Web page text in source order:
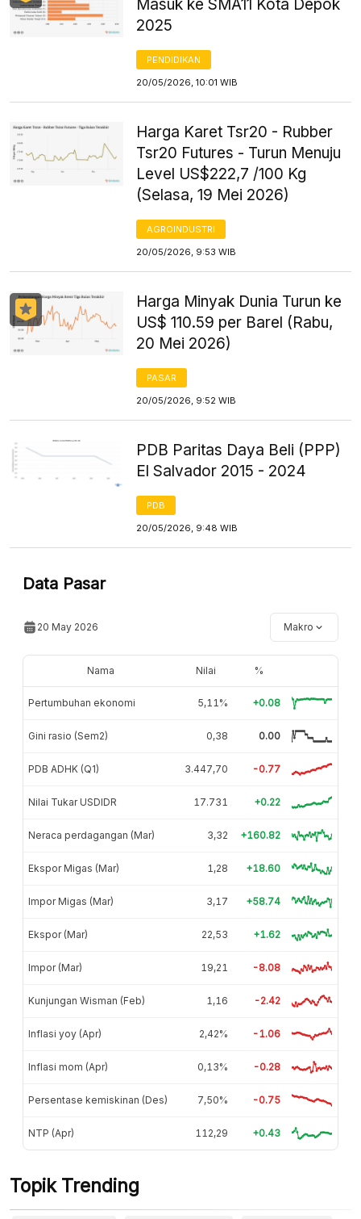
Masuk ke SMA11 Kota Depok
2025
PENDIDIKAN
20/05/2026, 10:01 WIB
Harga Karet Tsr20 - Rubber
Tsr20 Futures - Turun Menuju
Level US$222,7 /100 Kg
(Selasa, 19 Mei 2026)
AGROINDUSTRI
20/05/2026, 9:53 WIB
Harga Minyak Dunia Turun ke
US$ 110.59 per Barel (Rabu,
20 Mei 2026)
PASAR
20/05/2026, 9:52 WIB
PDB Paritas Daya Beli (PPP)
El Salvador 2015 - 2024
PDB
20/05/2026, 9:48 WIB
Data Pasar
20 May 2026 Makro
Nama Nilai %
Pertumbuhan ekonomi 5,11% +0.08
Gini rasio (Sem2) 0,38 0.00
PDB ADHK (Q1) 3.447,70 -0.77
Nilai Tukar USDIDR 17.731 +0.22
Neraca perdagangan (Mar) 3,32 +160.82
Ekspor Migas (Mar) 1,28 +18.60
Impor Migas (Mar) 3,17 +58.74
Ekspor (Mar) 22,53 +1.62
Impor (Mar) 19,21 -8.08
Kunjungan Wisman (Feb) 1,16 -2.42
Inflasi yoy (Apr) 2,42% -1.06
Inflasi mom (Apr) 0,13% -0.28
Persentase kemiskinan (Des) 7,50% -0.75
NTP (Apr) 112,29 +0.43
Topik Trending